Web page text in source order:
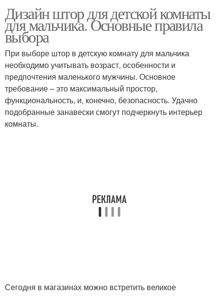
Комната для мальчика Шторы для подростка
Комната для
разнополых детей
Шторы в комнату
Римские шторы
Дизайн штор для детской комнаты
для мальчика. Основные правила
выбора
При выборе штор в детскую комнату для мальчика
необходимо учитывать возраст, особенности и
предпочтения маленького мужчины. Основное
требование – это максимальный простор,
функциональность, и, конечно, безопасность. Удачно
подобранные занавески смогут подчеркнуть интерьер
комнаты.
Сегодня в магазинах можно встретить великое